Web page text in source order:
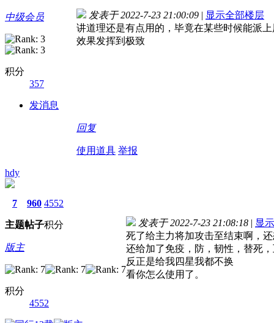
中级会员
积分
357
发消息
发表于 2022-7-23 21:00:09 | 显示全部楼层
讲道理还是有点用的，毕竟在某些时候能派
效果发挥到极致
回复
使用道具 举报
hdy
7
主题
960
帖子
4552
积分
版主
积分
4552
发表于 2022-7-23 21:08:18 | 显
死了给主力将加攻击至结束啊，
还给加了免疫，防，韧性，替死
反正是给我四星我都不换
看你怎么使用了。